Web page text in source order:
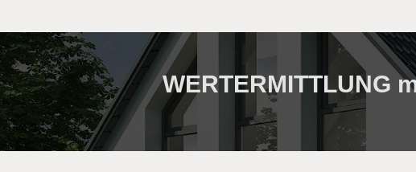
WERTERMITTLUNG